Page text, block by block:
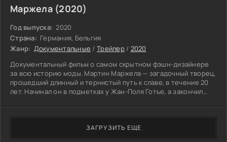
Маржела (2020)
Год выпуска: 2020
Страна: Германия, Бельгия
Жанр: Документальные / Трейлер/ 2020
Документальный фильм о самом скрытном фэшн-дизайнере
за всю историю моды. Мартин Маржела — загадочный творец,
прошедший длинный и тернистый путь к славе, в течение 20
лет. Начинал он в подметках у Жан-Поля Готье, а закончил
отличался своими необычными и даже революционными
взглядами. Герой сохранял анонимность: никто не видел его,
нет никаких фото и интервью. Модные показы чудаковатого
модельера больше похожи на театральные постановки, лица
ЗАГРУЗИТЬ ЕЩЕ